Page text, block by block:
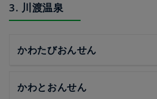
3. 川渡温泉
かわたびおんせん
かわとおんせん